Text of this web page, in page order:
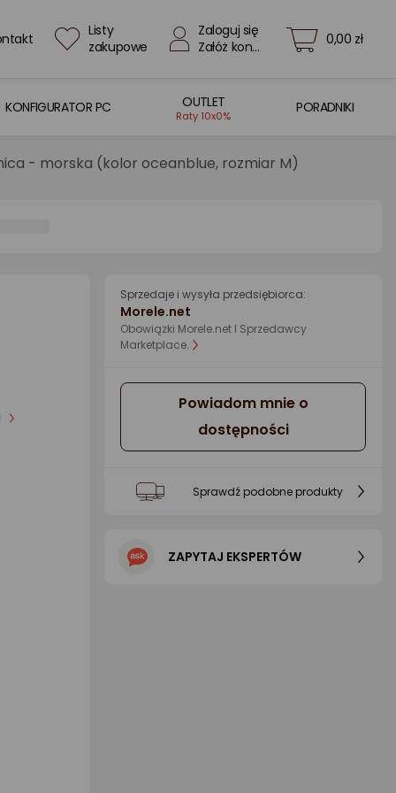
Listy
zakupowe
Zaloguj się
Załóż konto
0,00 zł
KONFIGURATOR PC OUTLET
Raty 10x0%
PORADNIKI
- morska (kolor oceanblue, rozmiar M)
Sprzedaje i wysyła przedsiębiorca:
Morele.net
Obowiązki Morele.net I Sprzedawcy
Marketplace.
Powiadom mnie o
dostępności
Sprawdź podobne produkty
ZAPYTAJ EKSPERTÓW